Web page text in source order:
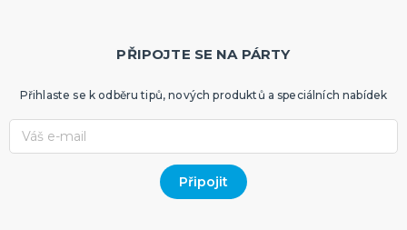
PŘIPOJTE SE NA PÁRTY
Přihlaste se k odběru tipů, nových produktů a speciálních nabídek